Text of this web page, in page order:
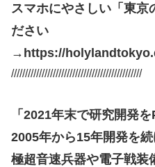
スマホにやさしい「東京
ださい
→https://
///////////////////////////////////////////////
「2021年末で研究開発を
2005年から15年開発を
極超音速兵器や電子戦装